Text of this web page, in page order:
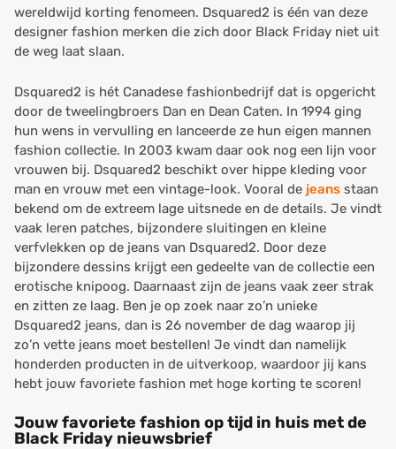
wereldwijd korting fenomeen. Dsquared2 is één van deze
designer fashion merken die zich door Black Friday niet uit
de weg laat slaan.
Dsquared2 is hét Canadese fashionbedrijf dat is opgericht
door de tweelingbroers Dan en Dean Caten. In 1994 ging
hun wens in vervulling en lanceerde ze hun eigen mannen
fashion collectie. In 2003 kwam daar ook nog een lijn voor
vrouwen bij. Dsquared2 beschikt over hippe kleding voor
man en vrouw met een vintage-look. Vooral de jeans staan
bekend om de extreem lage uitsnede en de details. Je vindt
vaak leren patches, bijzondere sluitingen en kleine
verfvlekken op de jeans van Dsquared2. Door deze
bijzondere dessins krijgt een gedeelte van de collectie een
erotische knipoog. Daarnaast zijn de jeans vaak zeer strak
en zitten ze laag. Ben je op zoek naar zo’n unieke
Dsquared2 jeans, dan is 26 november de dag waarop jij
zo’n vette jeans moet bestellen! Je vindt dan namelijk
honderden producten in de uitverkoop, waardoor jij kans
hebt jouw favoriete fashion met hoge korting te scoren!
Jouw favoriete fashion op tijd in huis met de
Black Friday nieuwsbrief